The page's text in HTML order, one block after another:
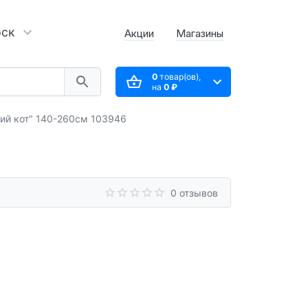
Акции Магазины
0товар(ов),
на 0 ₽
кот" 140-260см 103946
0 отзывов